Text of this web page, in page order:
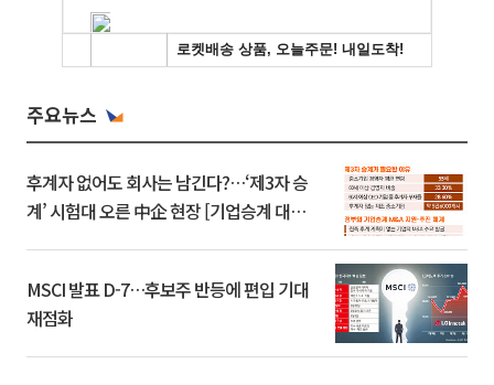
주요뉴스
후계자 없어도 회사는 남긴다?…‘제3자 승
계’ 시험대 오른 中企 현장 [기업승계 대전
MSCI 발표 D-7…후보주 반등에 편입 기대
재점화